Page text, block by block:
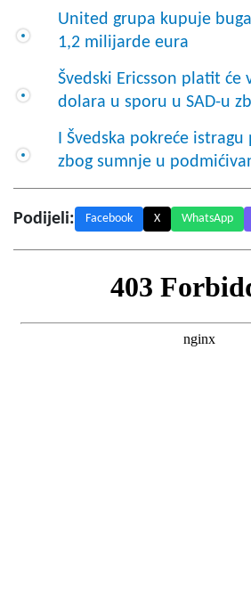
United grupa kupuje
1,2 milijarde eura
Švedski Ericsson platit će
dolara u sporu u SAD-u
I Švedska pokreće
zbog sumnje u
Podijeli: Facebook X WhatsApp